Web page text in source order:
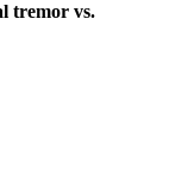
tremor vs.